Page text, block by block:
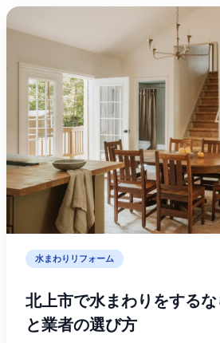
水まわりリフォーム
北上市で水まわりをする
と業者の選び方